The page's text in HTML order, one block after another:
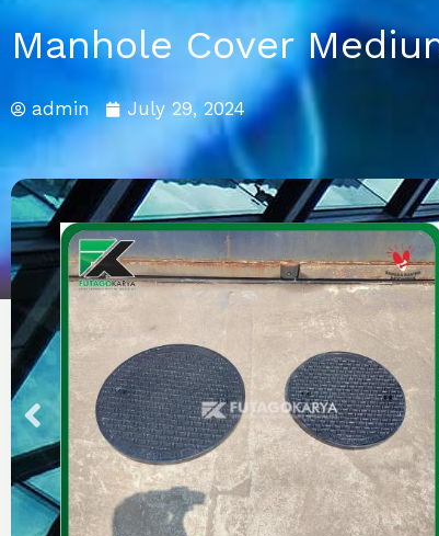
Manhole Cover
admin July 29, 2024